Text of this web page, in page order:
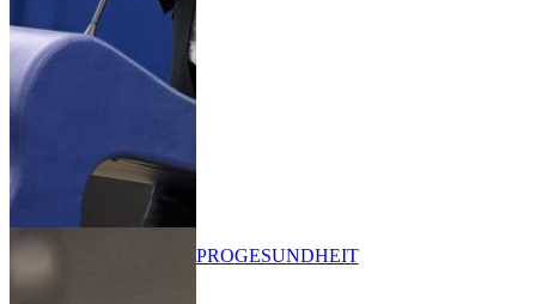
PROGESUNDHEIT